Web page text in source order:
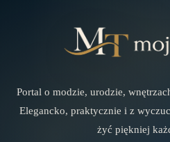
Portal o modzie, urodzie,
Elegancko, praktycznie i z
żyć piękniej